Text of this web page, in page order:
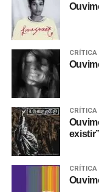
CRÍTICA
CRÍTICA
CRÍTICA